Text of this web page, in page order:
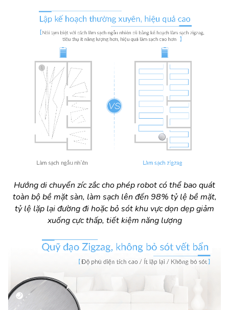
Hướng di chuyển zíc zắc cho phép robot có thể bao quát
toàn bộ bề mặt sàn, làm sạch lên đến 98% tỷ lệ bề mặt,
tỷ lệ lặp lại đường đi hoặc bỏ sót khu vực dọn dẹp giảm
xuống cực thấp, tiết kiệm năng lượng